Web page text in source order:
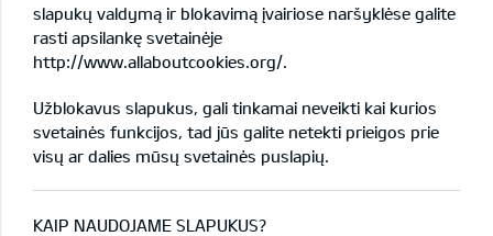
slapukų valdymą ir blokavimą įvairiose naršyklėse galite
rasti apsilankę svetainėje
http://www.allaboutcookies.org/.
Užblokavus slapukus, gali tinkamai neveikti kai kurios
svetainės funkcijos, tad jūs galite netekti prieigos prie
visų ar dalies mūsų svetainės puslapių.
KAIP NAUDOJAME SLAPUKUS?